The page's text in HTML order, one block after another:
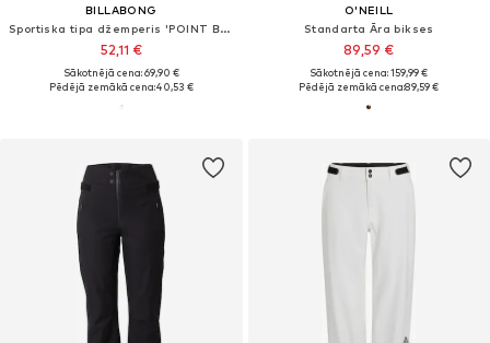
BILLABONG
Sportiska tipa džemperis 'POINT BREAK'
52,11 €
Sākotnējā cena: 69,90 €
Pēdējā zemākā cena:40,53 €
O'NEILL
Standarta Āra bikses
89,59 €
Sākotnējā cena: 159,99 €
Pēdējā zemākā cena:89,59 €